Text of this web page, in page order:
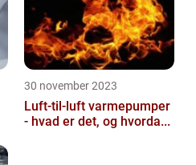
30 november 2023
Luft-til-luft varmepumper
- hvad er det, og hvorda...